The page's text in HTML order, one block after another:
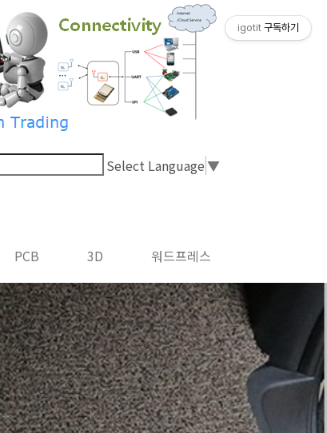
Select Language▼
PCB 3D 워드프레스
igotit 구독하기